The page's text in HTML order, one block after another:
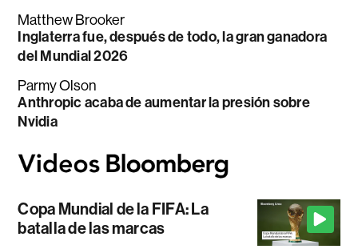
Matthew Brooker
Inglaterra fue, después de todo, la gran ganadora
del Mundial 2026
Parmy Olson
Anthropic acaba de aumentar la presión sobre
Nvidia
Copa Mundial de la FIFA: La
batalla de las marcas